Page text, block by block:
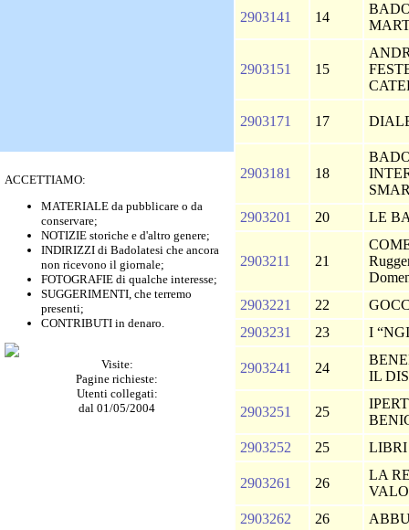
ACCETTIAMO:
MATERIALE da pubblicare o da
conservare;
NOTIZIE storiche e d'altro genere;
INDIRIZZI di Badolatesi che ancora
non ricevono il giornale;
FOTOGRAFIE di qualche interesse;
SUGGERIMENTI, che terremo
presenti;
CONTRIBUTI in denaro.
Visite:
Pagine richieste:
Utenti collegati:
dal 01/05/2004
2903141 14
2903151 15
2903171 17
2903181 18
2903201
20 LE
2903211 21
2903221
22
2903231
23 I
2903241 24
IL
2903251 25
2903252
25
2903261 26
LA
2903262
26